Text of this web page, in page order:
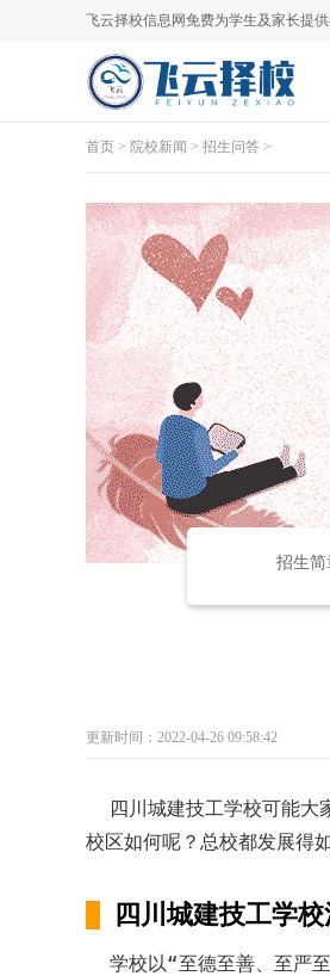
飞云择校信息网免费为学生及家长提
首页 > 院校新闻 > 招生问答 >
招生简
更新时间：2022-04-26 09:58:42
四川城建技工学校可能大
校区如何呢？总校都发展得
四川城建技工学
学校以“至德至善、至严至